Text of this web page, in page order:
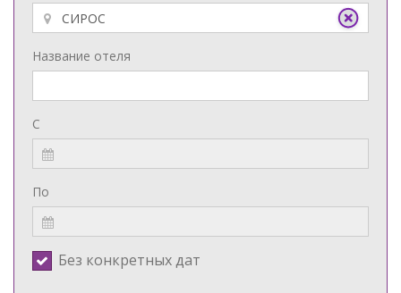
Название отеля
С
По
Без конкретных дат